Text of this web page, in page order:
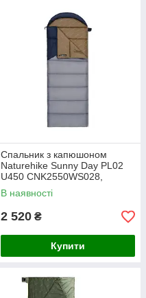
Спальник з капюшоном
Naturehike Sunny Day PL02
U450 CNK2550WS028,
(3,9°C), лівий, блакитно-синій
В наявності
2 520 ₴
Купити